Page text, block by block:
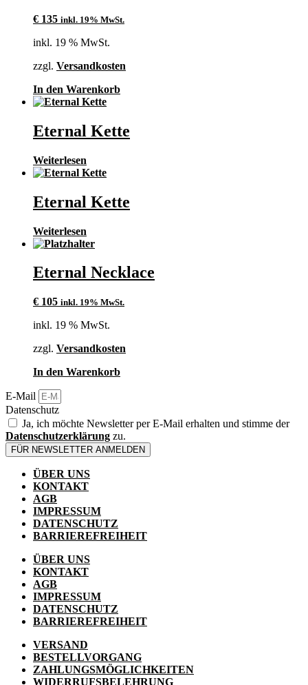
€ 135 inkl. 19% MwSt.
inkl. 19 % MwSt.
zzgl. Versandkosten
In den Warenkorb
Eternal Kette
Weiterlesen
Eternal Kette
Weiterlesen
Eternal Necklace
€ 105 inkl. 19% MwSt.
inkl. 19 % MwSt.
zzgl. Versandkosten
In den Warenkorb
E-Mail
Datenschutz
Ja, ich möchte Newsletter per E-Mail erhalten und stimme der
Datenschutzerklärung zu.
FÜR NEWSLETTER ANMELDEN
ÜBER UNS
KONTAKT
AGB
IMPRESSUM
DATENSCHUTZ
BARRIEREFREIHEIT
ÜBER UNS
KONTAKT
AGB
IMPRESSUM
DATENSCHUTZ
BARRIEREFREIHEIT
VERSAND
BESTELLVORGANG
ZAHLUNGSMÖGLICHKEITEN
WIDERRUFSBELEHRUNG